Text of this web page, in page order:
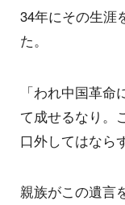
34年にその生涯
た。
「われ中国革
て成せるなり。
口外してはなら
親族がこの遺言